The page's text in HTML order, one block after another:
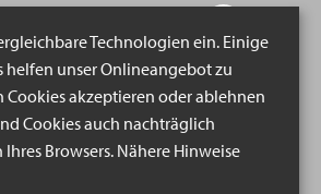
Technologien ein. Einige
helfen unser Onlineangebot zu
akzeptieren oder ablehnen
Cookies auch nachträglich
Browsers. Nähere Hinweise